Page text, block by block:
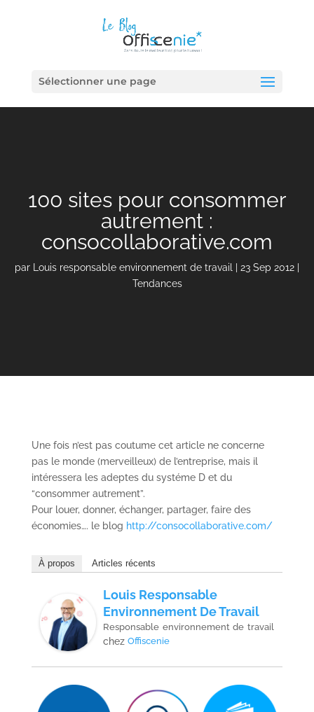
Sélectionner une page
100 sites pour consommer
autrement :
consocollaborative.com
par Louis responsable environnement de travail 23 Sep 2012
Tendances
Une fois n’est pas coutume cet article ne concerne
pas le monde (merveilleux) de l’entreprise, mais il
intéressera les adeptes du systéme D et du
“consommer autrement”.
Pour louer, donner, échanger, partager, faire des
économies…. le blog http://consocollaborative.com/
À propos Articles récents
Louis Responsable
Environnement De Travail
Responsable environnement de travail
chez Offiscenie